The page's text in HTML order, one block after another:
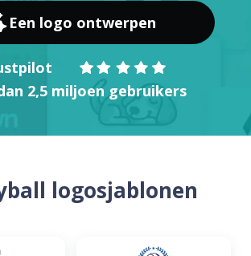
Een logo ontwerpen
2,5 miljoen gebruikers
logosjablonen